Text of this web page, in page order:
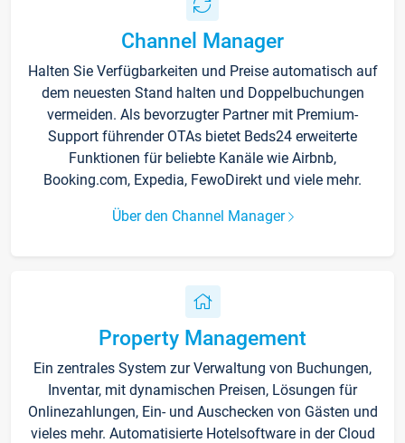
Channel Manager
Halten Sie Verfügbarkeiten und Preise automatisch auf
dem neuesten Stand halten und Doppelbuchungen
vermeiden. Als bevorzugter Partner mit Premium-
Support führender OTAs bietet Beds24 erweiterte
Funktionen für beliebte Kanäle wie Airbnb,
Booking.com, Expedia, FewoDirekt und viele mehr.
Über den Channel Manager
Property Management
Ein zentrales System zur Verwaltung von Buchungen,
Inventar, mit dynamischen Preisen, Lösungen für
Onlinezahlungen, Ein- und Auschecken von Gästen und
vieles mehr. Automatisierte Hotelsoftware in der Cloud